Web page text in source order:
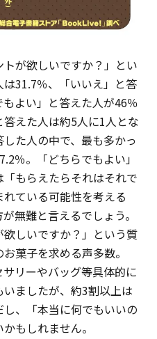
が欲しいですか？」とい
31.7％、「いいえ」と答
よい」と答えた人が46％
えた人は約5人に1人とな
た人の中で、最も多かっ
％。「どちらでもよい」
もらえたらそれはそれで
ている可能性を考える
無難と言えるでしょう。
しいですか？」という質
菓子を求める声多数。
サリーやバッグ等具体的に
ましたが、約3割以上は
し、「本当に何でもいいの
もしれません。